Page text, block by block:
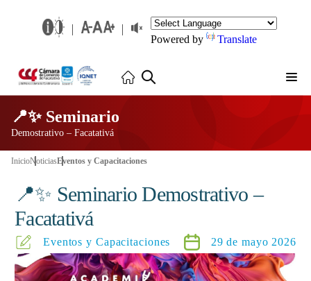
Powered by Translate
📍✨ Seminario
Demostrativo – Facatativá
InicioNoticiasEventos y Capacitaciones
📍✨ Seminario Demostrativo –
Facatativá
Eventos y Capacitaciones 29 de mayo 2026